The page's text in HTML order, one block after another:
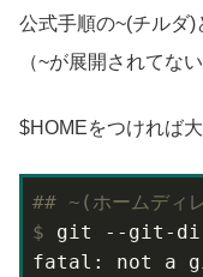
公式手順の~(チルダ)
（~が展開されてない
$HOMEをつければ大
## ~(ホームディ
$ git --git-